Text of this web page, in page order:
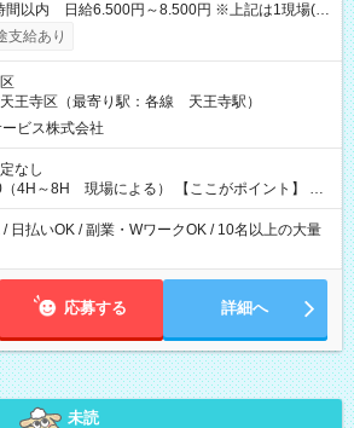
間以内 日給6.500円～8.500円 ※上記は1現場(実
たりの給与です ※基本は1日あたり2現場(実働8
任せします。その場合の支給額は日給1,3000円で
なら初出勤をした人は採用祝いで【日給+1.000
が！★（その他待遇に変更ありません） 現場に
わることもあり！ その場合も給与金額は変わり
場＝日給13.000円×4日 ＝月給52.000円 ・週6
勤務(勤続1年) 1現場/7.200×2現場＝日給14.400
40万以上を稼ぐ人も☆ ◆支払い方法：日払
い・週払い・月3回払いが選択可能 【試用期間】試用期間なし
支給あり
王寺区（最寄り駅：各線 天王寺駅）
ビス株式会社
なし
4H～8H 現場による） 【ここがポイント】 ◆
あり！ 「4時間の現場」が「1時間」で終わった
ず！ 「4時間の現場」のお給料をお支払いします
の現場をこなせば、高収入を実現可能！
日払いOK / 副業・WワークOK / 10名以上の大量
応募する 詳細へ
未読